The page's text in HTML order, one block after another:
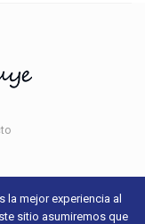
de uso- Sitio web
mejor experiencia al
sitio asumiremos que